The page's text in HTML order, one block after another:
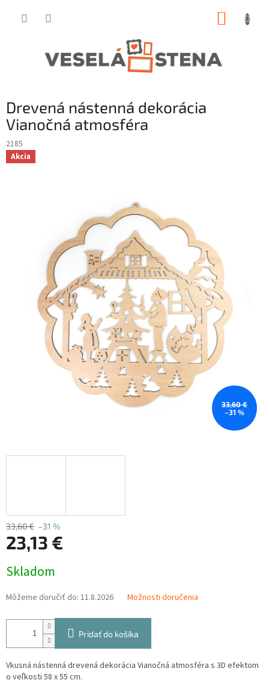
Drevená nástenná dekorácia
Vianočná atmosféra
2185
Akcia
33,60 €
–31 %
33,60 € –31 %
23,13 €
cena:
Skladom
Môžeme doručiť do: 11.8.2026 Možnosti doručenia
Pridať do košíka
Vkusná nástenná drevená dekorácia Vianočná atmosféra s 3D efektom
o veľkosti 58 x 55 cm.